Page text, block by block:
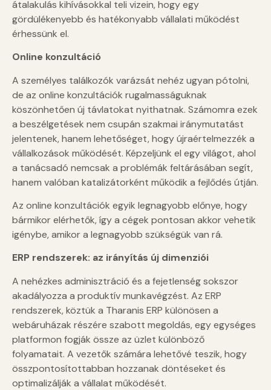
átalakulás kihívásokkal teli vizein, hogy egy
gördülékenyebb és hatékonyabb vállalati működést
érhessünk el.
Online konzultáció
A személyes találkozók varázsát nehéz ugyan pótolni,
de az online konzultációk rugalmasságuknak
köszönhetően új távlatokat nyithatnak. Számomra ezek
a beszélgetések nem csupán szakmai iránymutatást
jelentenek, hanem lehetőséget, hogy újraértelmezzék a
vállalkozások működését. Képzeljünk el egy világot, ahol
a tanácsadó nemcsak a problémák feltárásában segít,
hanem valóban katalizátorként működik a fejlődés útján.
Az online konzultációk egyik legnagyobb előnye, hogy
bármikor elérhetők, így a cégek pontosan akkor vehetik
igénybe, amikor a legnagyobb szükségük van rá.
ERP rendszerek: az irányítás új dimenziói
A nehézkes adminisztráció és a fejetlenség sokszor
akadályozza a produktív munkavégzést. Az ERP
rendszerek, köztük a Tharanis ERP különösen a
webáruházak részére szabott megoldás, egy egységes
platformon fogják össze az üzlet különböző
folyamatait. A vezetők számára lehetővé teszik, hogy
összpontosítottabban hozzanak döntéseket és
optimalizálják a vállalat működését.